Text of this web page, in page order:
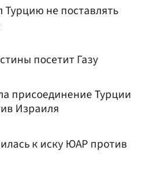
не поставлять
посетит Газу
присоединение Турции
Израиля
к иску ЮАР против